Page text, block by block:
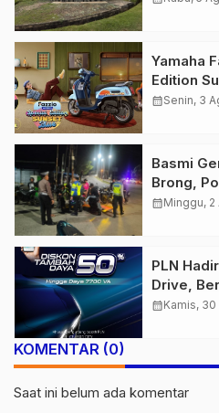
Yamaha
Edition
Nuansa
calendar_monthSenin, 3
Basmi
Brong,
Amankan
calendar_monthMinggu, 2
PLN
Drive,
50% di
calendar_monthKamis,
KOMENTAR (0)
Saat ini belum ada komentar